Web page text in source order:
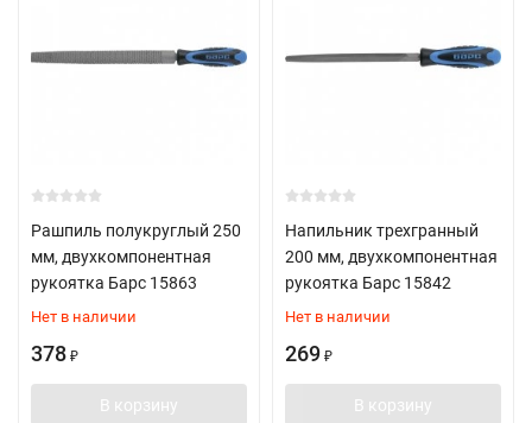
Рашпиль полукруглый 250
мм, двухкомпонентная
рукоятка Барс 15863
Нет в наличии
378 ₽
В корзину
Напильник трехгранный
200 мм, двухкомпонентная
рукоятка Барс 15842
Нет в наличии
269 ₽
В корзину